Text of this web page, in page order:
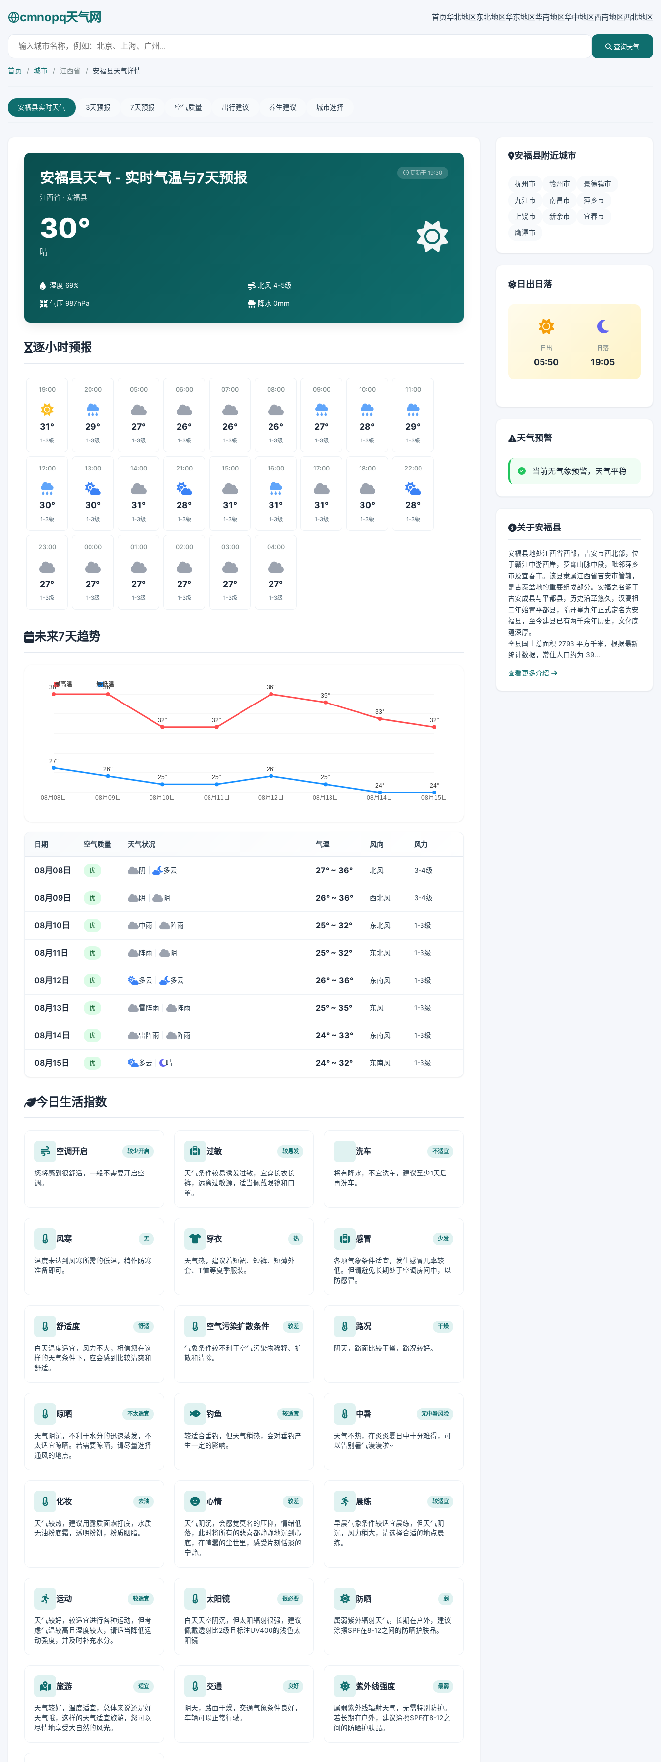
cmnopq天气网 首页华北地区东北地区华东地区华南地区华中地区西南地区西北地区
查询天气
首页 / 城市 / 江西省 / 安福县天气详情
安福县实时天气 3天预报 7天预报 空气质量 出行建议 养生建议 城市选择
安福县天气 - 实时气温与7天预报
江西省 · 安福县
更新于 19:30
30°
晴
湿度 69% 北风 4-5级
气压 987hPa 降水 0mm
逐小时预报
19:00
31°
1-3级
20:00
29°
1-3级
05:00
27°
1-3级
06:00
26°
1-3级
07:00
26°
1-3级
08:00
26°
1-3级
09:00
27°
1-3级
10:00
28°
1-3级
11:00
29°
1-3级
12:00
30°
1-3级
13:00
30°
1-3级
14:00
31°
1-3级
21:00
28°
1-3级
15:00
31°
1-3级
16:00
31°
1-3级
17:00
31°
1-3级
18:00
30°
1-3级
22:00
28°
1-3级
23:00
27°
1-3级
00:00
27°
1-3级
01:00
27°
1-3级
02:00
27°
1-3级
03:00
27°
1-3级
04:00
27°
1-3级
未来7天趋势
日期 空气质量 天气状况 气温 风向 风力
08月08日 优 阴 多云 27° ~ 36° 北风 3-4级
08月09日 优 阴 阴 26° ~ 36° 西北风 3-4级
08月10日 优 中雨 阵雨 25° ~ 32° 东北风 1-3级
08月11日 优 阵雨 阴 25° ~ 32° 东北风 1-3级
08月12日 优 多云 多云 26° ~ 36° 东南风 1-3级
08月13日 优 雷阵雨 阵雨 25° ~ 35° 东风 1-3级
08月14日 优 雷阵雨 阵雨 24° ~ 33° 东南风 1-3级
08月15日 优 多云 晴 24° ~ 32° 东南风 1-3级
今日生活指数
空调开启 较少开启
您将感到很舒适，一般不需要开启空
调。
过敏 较易发
天气条件较易诱发过敏，宜穿长衣长
裤，远离过敏源，适当佩戴眼镜和口
罩。
洗车 不适宜
将有降水，不宜洗车，建议至少1天后
再洗车。
风寒 无
温度未达到风寒所需的低温，稍作防寒
准备即可。
穿衣 热
天气热，建议着短裙、短裤、短薄外
套、T恤等夏季服装。
感冒 少发
各项气象条件适宜，发生感冒几率较
低。但请避免长期处于空调房间中，以
防感冒。
舒适度 舒适
白天温度适宜，风力不大，相信您在这
样的天气条件下，应会感到比较清爽和
舒适。
空气污染扩散条件 较差
气象条件较不利于空气污染物稀释、扩
散和清除。
路况 干燥
阴天，路面比较干燥，路况较好。
晾晒 不太适宜
天气阴沉，不利于水分的迅速蒸发，不
太适宜晾晒。若需要晾晒，请尽量选择
通风的地点。
钓鱼 较适宜
较适合垂钓，但天气稍热，会对垂钓产
生一定的影响。
中暑 无中暑风险
天气不热，在炎炎夏日中十分难得，可
以告别暑气漫漫啦~
化妆 去油
天气较热，建议用露质面霜打底，水质
无油粉底霜，透明粉饼，粉质胭脂。
心情 较差
天气阴沉，会感觉莫名的压抑，情绪低
落，此时将所有的悲喜都静静地沉到心
底，在喧嚣的尘世里，感受片刻恬淡的
宁静。
晨练 较适宜
早晨气象条件较适宜晨练，但天气阴
沉，风力稍大，请选择合适的地点晨
练。
运动 较适宜
天气较好，较适宜进行各种运动，但考
虑气温较高且湿度较大，请适当降低运
动强度，并及时补充水分。
太阳镜 很必要
白天天空阴沉，但太阳辐射很强，建议
佩戴透射比2级且标注UV400的浅色太
阳镜
防晒 弱
属弱紫外辐射天气，长期在户外，建议
涂擦SPF在8-12之间的防晒护肤品。
旅游 适宜
天气较好，温度适宜，总体来说还是好
天气哦，这样的天气适宜旅游，您可以
尽情地享受大自然的风光。
交通 良好
阴天，路面干燥，交通气象条件良好，
车辆可以正常行驶。
紫外线强度 最弱
属弱紫外线辐射天气，无需特别防护。
若长期在户外，建议涂擦SPF在8-12之
间的防晒护肤品。
安福县附近城市
抚州市 赣州市 景德镇市
九江市 南昌市 萍乡市
上饶市 新余市 宜春市
鹰潭市
日出日落
日出
05:50
日落
19:05
天气预警
当前无气象预警，天气平稳
关于安福县
安福县地处江西省西部，吉安市西北部，位
于赣江中游西岸，罗霄山脉中段，毗邻萍乡
市及宜春市。该县隶属江西省吉安市管辖，
是吉泰盆地的重要组成部分。安福之名源于
古安成县与平都县，历史沿革悠久，汉高祖
二年始置平都县，隋开皇九年正式定名为安
福县，至今建县已有两千余年历史，文化底
蕴深厚。
全县国土总面积 2793 平方千米，根据最新
统计数据，常住人口约为 39...
查看更多介绍